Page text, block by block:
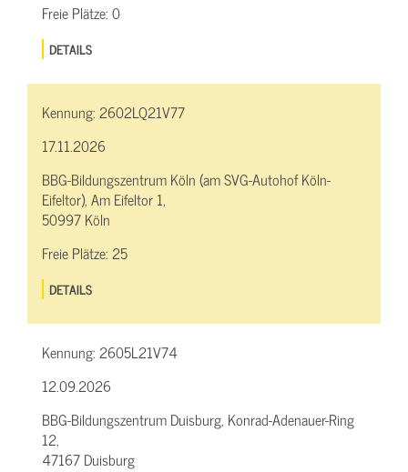
Freie Plätze:0
DETAILS
Kennung:2602LQ21V77
17.11.2026
BBG-Bildungszentrum Köln (am SVG-Autohof Köln-
Eifeltor), Am Eifeltor 1,
50997 Köln
Freie Plätze:25
DETAILS
Kennung:2605L21V74
12.09.2026
BBG-Bildungszentrum Duisburg, Konrad-Adenauer-Ring
12,
47167 Duisburg